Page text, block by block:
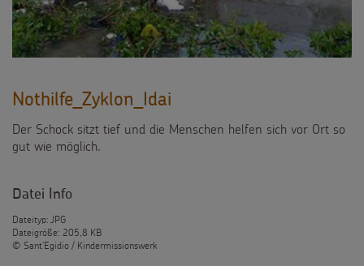
Nothilfe_Zyklon_Idai
Der Schock sitzt tief und die Menschen helfen sich vor Ort so
gut wie möglich.
Datei Info
Dateityp: JPG
Dateigröße: 205,8 KB
© Sant'Egidio / Kindermissionswerk